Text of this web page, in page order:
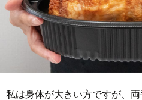
私は身体が大きい方ですが、